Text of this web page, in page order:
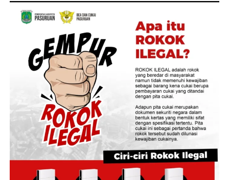
Pertemuan tersebut membahas langkah strategis
penstabilan harga di tingkat produsen, pengelolaan
cadangan beras, hingga skema perlindungan
pendapatan petani lokal.
Direktur Pengadaan Bulog RI, Prihasto Setyanto,
menyampaikan bahwa tingginya angka penyerapan
gabah di kawasan lumbung pangan ini menunjukkan
kuatnya koordinasi antarinstansi di daerah.
“Capaian ini menjadi bukti sinergi yang baik antara
Bulog, Pemerintah Kabupaten Jember, dan seluruh
pemangku kepentingan dalam mendukung
kesejahteraan petani sekaligus menjaga ketersediaan
stok pangan,” kata Prihasto.